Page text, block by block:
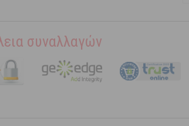
συναλλαγών